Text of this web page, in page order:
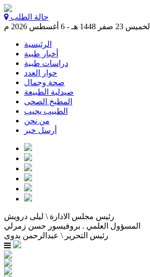
حالة الطلب
الخميس 23 صفر 1448 هـ - 6 أغسطس 2026 م
الرئيسية
أخبار طبية
دراسات طبية
حوار العدد
صحة وجمال
صيدلية الطبيعة
المطبخ الصحى
الطبيب يجيب
من نحن
أرسل خبر
رئيس مجلس الادارة \ ليلى درويش
المسؤول العلمي . بروفيسور حسن زمرلي
رئيس التحرير \ عبدالرحمن بدوى